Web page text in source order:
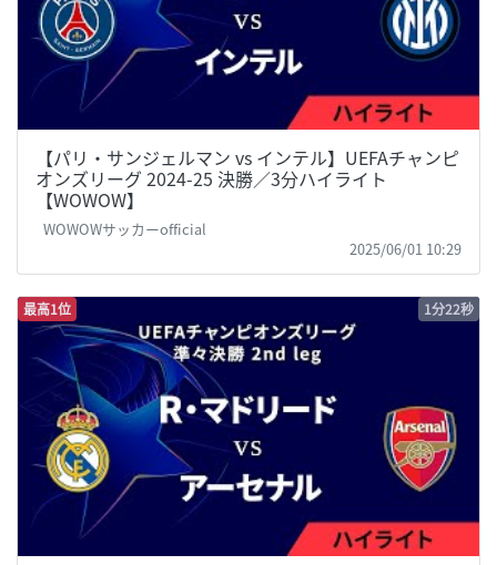
【パリ・サンジェルマン vs インテル】UEFAチャンピ
オンズリーグ 2024-25 決勝／3分ハイライト
【WOWOW】
WOWOWサッカーofficial
2025/06/01 10:29
最高1位 1分22秒